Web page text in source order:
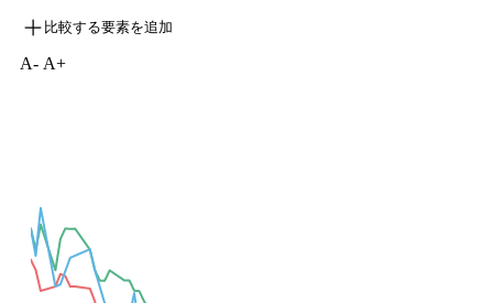
比較する要素を追加